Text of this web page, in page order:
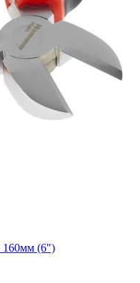
160мм (6")